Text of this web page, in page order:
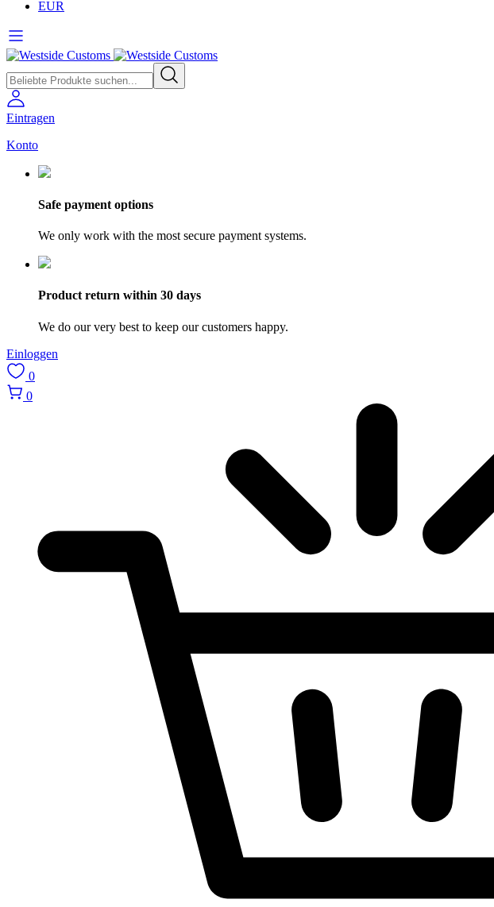
EUR
Eintragen
Konto
Safe payment options
We only work with the most secure payment systems.
Product return within 30 days
We do our very best to keep our customers happy.
Einloggen
0
0